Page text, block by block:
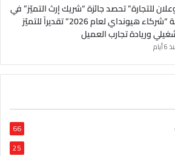
للتجارة” تحصد جائزة “شريك إرث التميّز” في
قمة “شركاء هيونداي لعام 2026” تقديراً للتميّز
وريادة تجارب العميل
أيام
66
25